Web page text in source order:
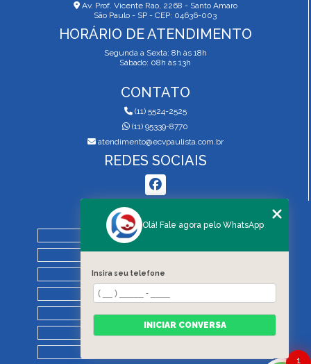
Av. Prof. Vicente Rao, 2268 - Santo Amaro
São Paulo - SP - CEP: 04636-003
HORÁRIO DE ATENDIMENTO
Segunda a Sexta: 8h às 18h
Sábado: 08h às 13h
CONTATO
(11) 5524-2525
(11) 95339-8770
atendimento@ecvpaulista.com.br
REDES SOCIAIS
MENU
QUEM SOMOS
SERVIÇOS
BLOG
REGRAS DE VISTORIA
CONTATO
1
Olá! Fale agora pelo WhatsApp
Insira seu telefone
INICIAR CONVERSA